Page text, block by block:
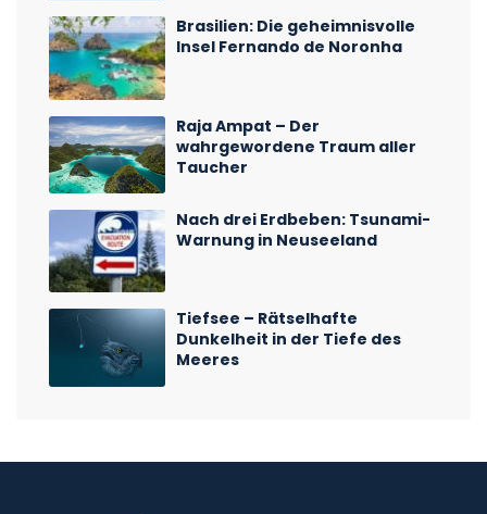
Brasilien: Die geheimnisvolle
Insel Fernando de Noronha
Raja Ampat – Der
wahrgewordene Traum aller
Taucher
Nach drei Erdbeben: Tsunami-
Warnung in Neuseeland
Tiefsee – Rätselhafte
Dunkelheit in der Tiefe des
Meeres